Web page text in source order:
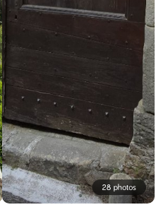
28 photos